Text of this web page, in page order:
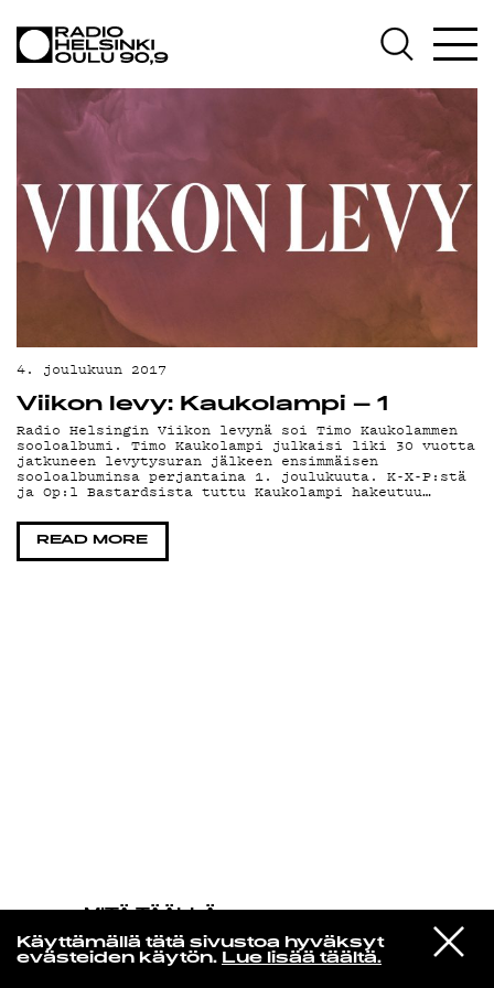
Käyttämällä tätä sivustoa hyväksyt
evästeiden käytön. Lue lisää täältä.
VIESTI
STUDIOON
MITÄ TÄÄLLÄ
Anohni
You Be Free
AJANKOHTAISTA
OHJELMAT
TEKIJÄT
ON-DEMAND
PODCAST
MAINOSTA
YHTEYSTIEDOT
G LIVELAB
YSTÄVÄKLUBI
TIETOSUOJA
KIRJAUDU SISÄÄN
4. joulukuun 2017
Viikon levy: Kaukolampi – 1
Radio Helsingin Viikon levynä soi Timo Kaukolammen
sooloalbumi. Timo Kaukolampi julkaisi liki 30 vuotta
jatkuneen levytysuran jälkeen ensimmäisen
sooloalbuminsa perjantaina 1. joulukuuta. K-X-P:stä
ja Op:l Bastardsista tuttu Kaukolampi hakeutuu…
READ MORE